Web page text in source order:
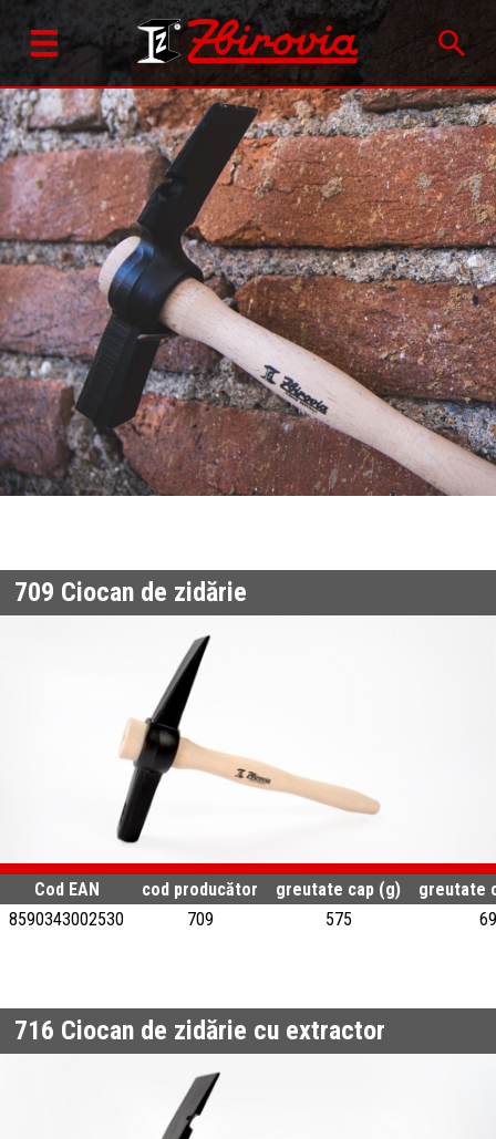
709 Ciocan de zidărie
Cod EAN cod producător greutate cap (g)
greutate
8590343002530
709 575
716 Ciocan de zidărie cu extractor